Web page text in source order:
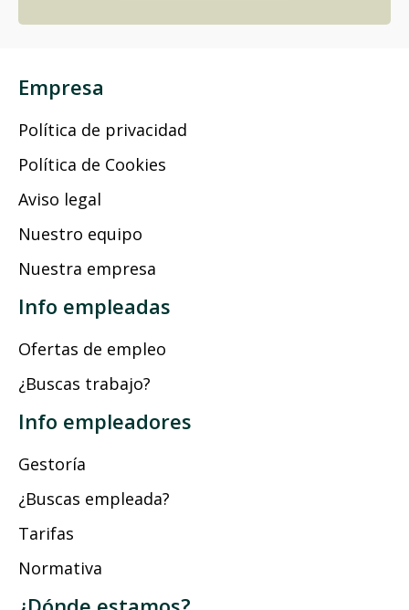
Empresa
Política de privacidad
Política de Cookies
Aviso legal
Nuestro equipo
Nuestra empresa
Info empleadas
Ofertas de empleo
¿Buscas trabajo?
Info empleadores
Gestoría
¿Buscas empleada?
Tarifas
Normativa